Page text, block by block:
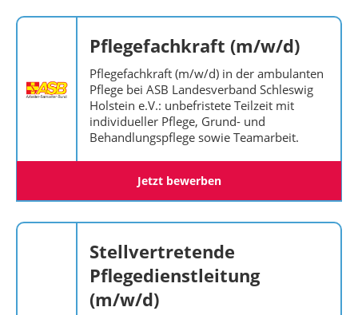
Pflegefachkraft (m/w/d)
Pflegefachkraft (m/w/d) in der ambulanten
Pflege bei ASB Landesverband Schleswig
Holstein e.V.: unbefristete Teilzeit mit
individueller Pflege, Grund- und
Behandlungspflege sowie Teamarbeit.
Jetzt bewerben
Stellvertretende
Pflegedienstleitung
(m/w/d)